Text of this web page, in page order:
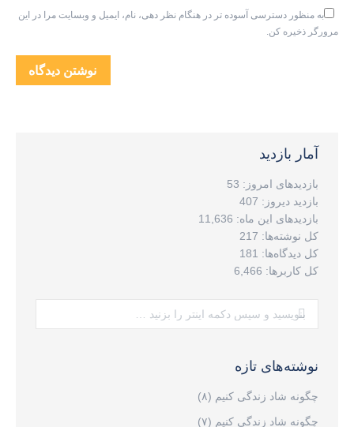
به منظور دسترسی آسوده تر در هنگام نظر دهی، نام، ایمیل و وبسایت مرا در این
مرورگر ذخیره کن.
نوشتن دیدگاه
آمار بازدید
بازدیدهای امروز: 53
بازدید دیروز: 407
بازدیدهای این ماه: 11,636
کل نوشته‌ها: 217
کل دیدگاه‌ها: 181
کل کاربرها: 6,466
جستجو:
نوشته‌های تازه
چگونه شاد زندگی کنیم (۸)
چگونه شاد زندگی کنیم (۷)